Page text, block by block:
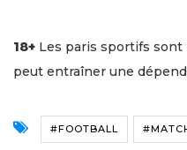
18+ Les paris sportifs sont
peut entraîner une
#FOOTBALL